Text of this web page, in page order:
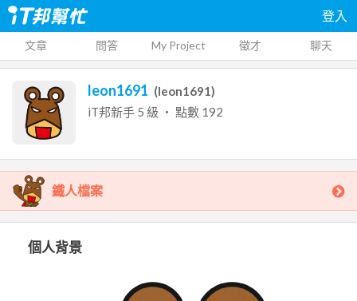
登入
文章 問答 My Project 徵才 聊天
leon1691 (leon1691)
iT邦新手 5 級 ‧ 點數 192
鐵人檔案
個人背景